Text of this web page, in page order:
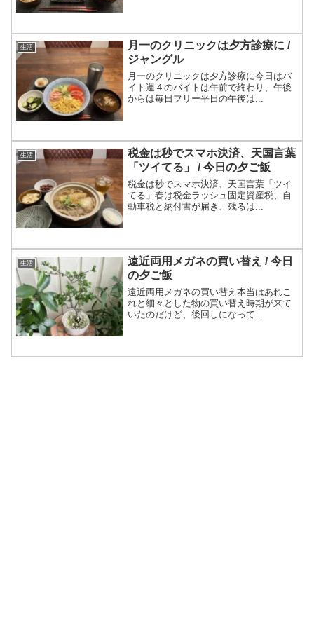
生活
月一のクリニックは夕方診療に /
ジャングル
月一のクリニックは夕方診療に今日はバ
イト週４のバイトは午前で終わり、午後
からは毎日フリー平日の午後は...
生活
税金は秒でスマホ決済、天国言葉
「ツイてる」 / 今日の夕ご飯
税金は秒でスマホ決済、天国言葉「ツイ
てる」春は税金ラッシュ固定資産税、自
動車税と納付書が届き、残るは...
生活
遠近両用メガネの買い替え / 今日
の夕ご飯
遠近両用メガネの買い替え本当はあれこ
れと細々とした物の買い替え時期が来て
いたのだけど、後回しになって...